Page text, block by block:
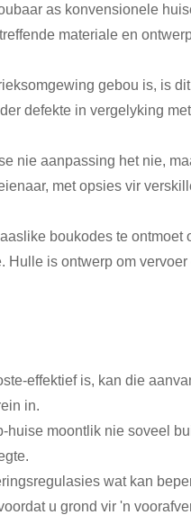
as konvensionele
materiale en
gebou is, is
defekte in vergelyking
nie aanpassing het nie,
met opsies vir
boukodes te ontmoet
is ontwerp om
effektief is, kan die
in.
moontlik nie soveel
wat kan
u grond vir 'n